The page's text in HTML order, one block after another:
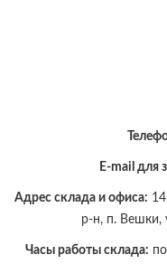
E-mail для
Адрес склада и офиса:
р-н, п. Вешки,
Часы работы склада: